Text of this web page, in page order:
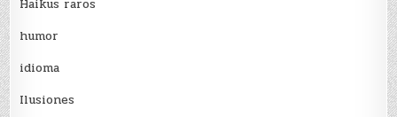
Haikus raros
humor
idioma
Ilusiones